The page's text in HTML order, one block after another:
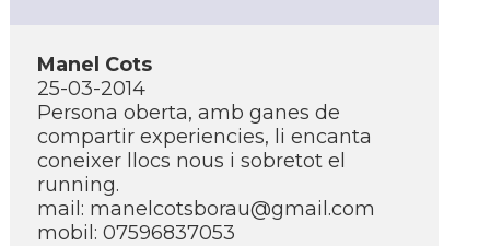
Manel Cots
25-03-2014
Persona oberta, amb ganes de
compartir experiencies, li encanta
coneixer llocs nous i sobretot el
running.
mail: manelcotsborau@gmail.com
mobil: 07596837053